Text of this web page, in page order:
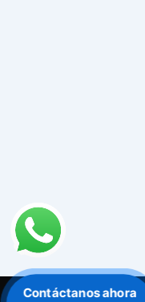
Contáctanos ahora